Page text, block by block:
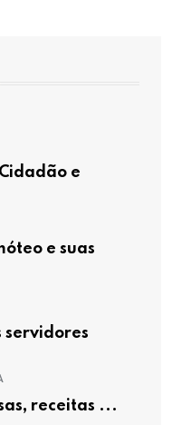
e
e suas
servidores
receitas ...